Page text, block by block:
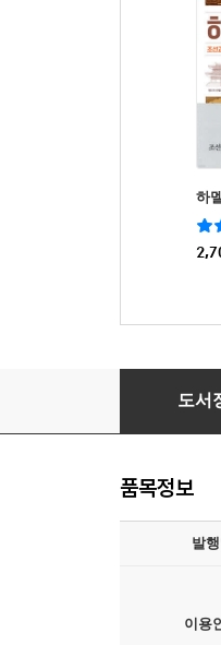
하
건축가 아
도서
품목정보
발
이용